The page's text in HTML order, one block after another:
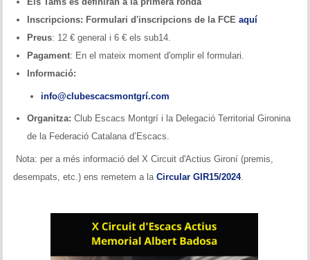
Teoria i problemes
Obertures
Problemes
Llibres
Altres tornejos
Inscripcions: Formulari d'inscripcions de la FCE aquí
Preus: 12 € general i 6 € els sub14.
Pagament: En el mateix moment d'omplir el formulari.
Informació:
info@clubescacsmontgrí.com
Organitza: Club Escacs Montgrí i la Delegació Territorial Gironina
de la Federació Catalana d’Escacs.
Nota: per a més informació del X Circuit d'Actius Gironí (premis,
desempats, etc.) ens remetem a la Circular GIR15/2024.